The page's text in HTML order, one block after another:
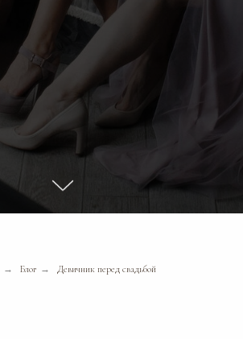
→ Блог → Девичник перед свадьбой